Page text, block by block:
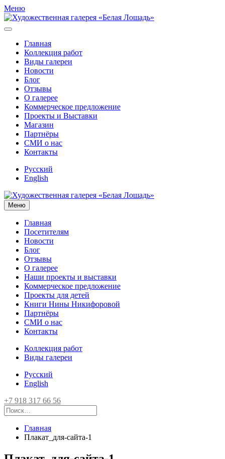
Меню
Главная
Коллекция работ
Виды галереи
Новости
Блог
Отзывы
О галерее
Коммерческое предложение
Проекты и Выставки
Магазин
Партнёры
СМИ о нас
Контакты
Русский
English
Меню
Главная
Посетителям
Новости
Блог
Отзывы
О галерее
Наши проекты и выставки
Коммерческое предложение
Проекты для детей
Книги Нины Никифоровой
Партнёры
СМИ о нас
Контакты
Коллекция работ
Виды галереи
Русский
English
+7 918 317 66 56
Главная
Плакат_для-сайта-1